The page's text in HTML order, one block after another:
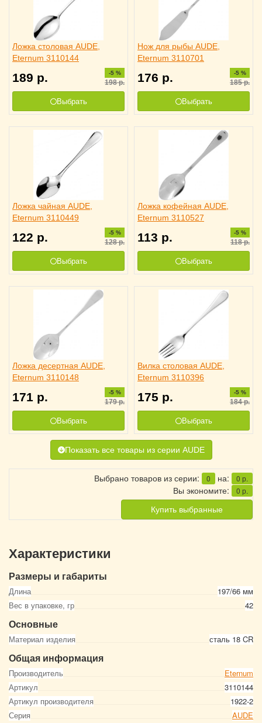
Ложка столовая AUDE,
Eternum 3110144
189 р. -5 %
198р.
Выбрать
Нож для рыбы AUDE,
Eternum 3110701
176 р. -5 %
185р.
Выбрать
Ложка чайная AUDE,
Eternum 3110449
122 р. -5 %
128р.
Выбрать
Ложка кофейная AUDE,
Eternum 3110527
113 р. -5 %
118р.
Выбрать
Ложка десертная AUDE,
Eternum 3110148
171 р. -5 %
179р.
Выбрать
Вилка столовая AUDE,
Eternum 3110396
175 р. -5 %
184р.
Выбрать
Показать все товары из серии AUDE
Выбрано товаров из серии: 0 на: 0 р.
Вы экономите: 0 р.
Купить выбранные
Характеристики
Размеры и габариты
Длина
197/66 мм
Вес в упаковке, гр
42
Основные
Материал изделия сталь 18 CR
Общая информация
Производитель
Eternum
Артикул
3110144
Артикул производителя
1922-2
Серия
AUDE